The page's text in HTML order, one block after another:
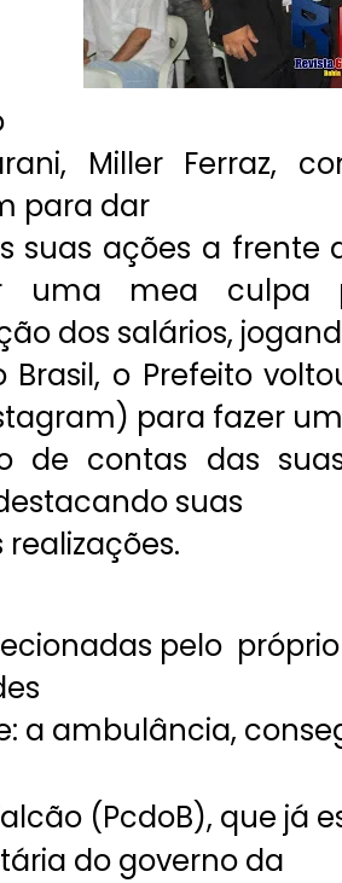
Miller Ferraz,
para dar
suas ações a frente
uma mea culpa
dos salários,
Brasil, o Prefeito
para fazer
de contas das
suas
pelo próprio
a ambulância,
(PcdoB), que já
do governo da